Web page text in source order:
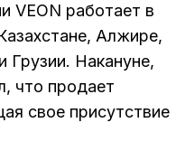
VEON работает в
Алжире,
Грузии. Накануне,
что продает
свое присутствие